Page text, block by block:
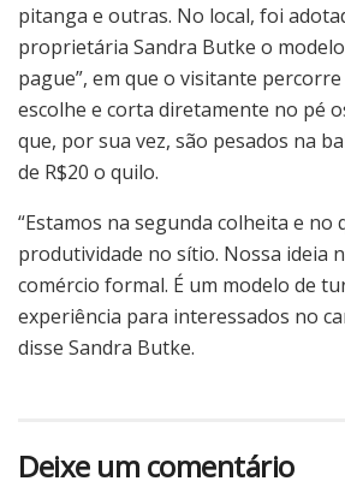
pitanga e outras. No local, foi
proprietária Sandra Butke o modelo
pague”, em que o visitante
escolhe e corta diretamente no pé
que, por sua vez, são pesados na
de R$20 o quilo.
“Estamos na segunda colheita e no
produtividade no sítio. Nossa ideia
comércio formal. É um modelo de
experiência para interessados no
disse Sandra Butke.
Deixe um comentário